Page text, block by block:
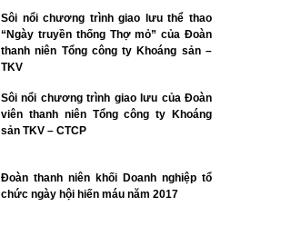
Sôi nổi chương trình giao lưu thể thao
“Ngày truyền thống Thợ mỏ” của Đoàn
thanh niên Tổng công ty Khoáng sản –
TKV
Sôi nổi chương trình giao lưu của Đoàn
viên thanh niên Tổng công ty Khoáng
sản TKV – CTCP
Đoàn thanh niên khối Doanh nghiệp tổ
chức ngày hội hiến máu năm 2017